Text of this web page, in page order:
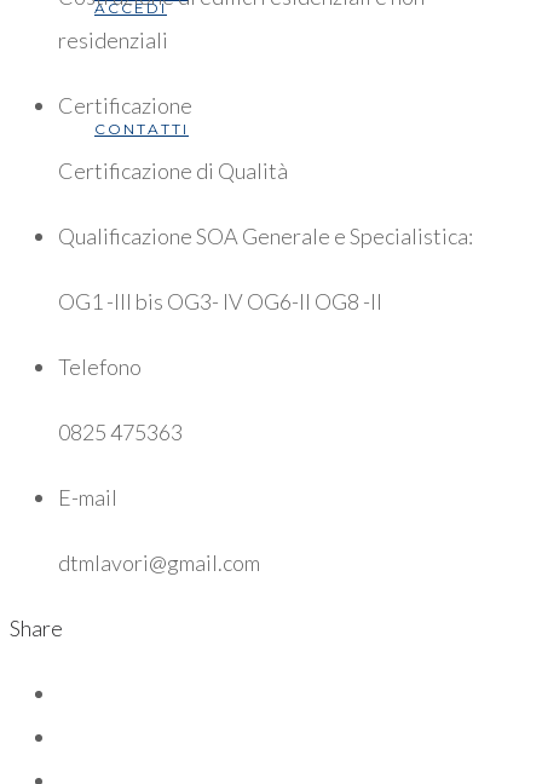
ACCEDI
CONTATTI
residenziali
Certificazione
Certificazione di Qualità
Qualificazione SOA Generale e Specialistica:
OG1 -III bis OG3- IV OG6-II OG8 -II
Telefono
0825 475363
E-mail
dtmlavori@gmail.com
Share